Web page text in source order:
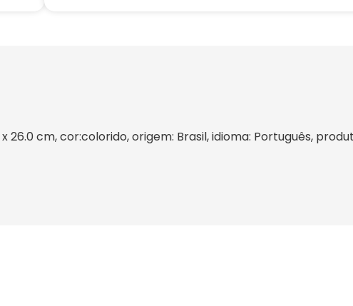
cm, cor:colorido, origem: Brasil, idioma: Português,